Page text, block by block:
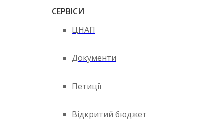
СЕРВІСИ
ЦНАП
Документи
Петиції
Відкритий бюджет